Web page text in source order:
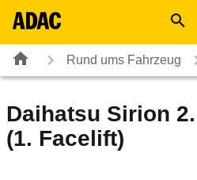
Rund ums Fahrzeug
Daihatsu Sirion
(1. Facelift)